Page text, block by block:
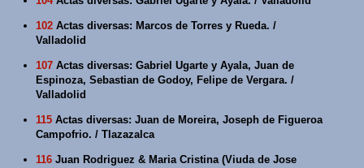
102 Actas diversas: Marcos de Torres y Rueda. /
Valladolid
107 Actas diversas: Gabriel Ugarte y Ayala, Juan de
Espinoza, Sebastian de Godoy, Felipe de Vergara. /
Valladolid
115 Actas diversas: Juan de Moreira, Joseph de Figueroa
Campofrio. / Tlazazalca
116 Juan Rodriguez & Maria Cristina (Viuda de Jose